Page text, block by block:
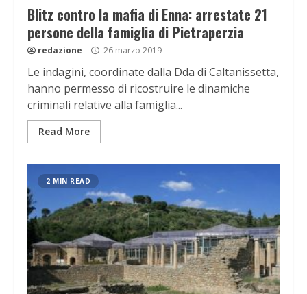
Blitz contro la mafia di Enna: arrestate 21
persone della famiglia di Pietraperzia
redazione 26 marzo 2019
Le indagini, coordinate dalla Dda di Caltanissetta,
hanno permesso di ricostruire le dinamiche
criminali relative alla famiglia...
Read More
2 MIN READ